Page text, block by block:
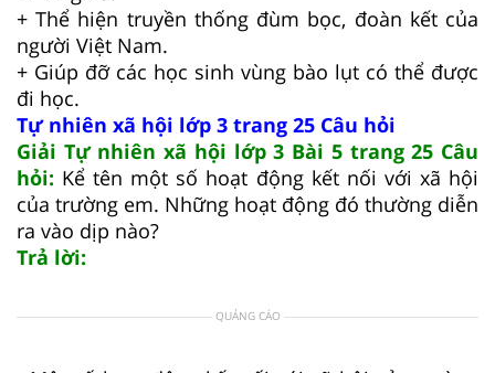
+ Thể hiện truyền thống đùm bọc, đoàn kết của
người Việt Nam.
+ Giúp đỡ các học sinh vùng bào lụt có thể được
đi học.
Tự nhiên xã hội lớp 3 trang 25 Câu hỏi
Giải Tự nhiên xã hội lớp 3 Bài 5 trang 25 Câu
hỏi: Kể tên một số hoạt động kết nối với xã hội
của trường em. Những hoạt động đó thường diễn
ra vào dịp nào?
Trả lời:
QUẢNG CÁO